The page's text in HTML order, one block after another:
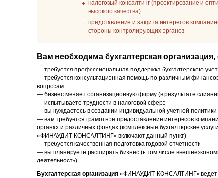
налоговый консалтинг (проектирование и
высокого качества)
представление и защита интересов
стороны контролирующих органов
Вам необходима бухгалтерская организация,
— требуется профессиональная поддержка бухгалтерского
— требуется консультационная помощь по различным
вопросам
— бизнес меняет организационную форму (в результате
— испытываете трудности в налоговой сфере
— вы нуждаетесь в создании индивидуальной учетной политики
— вам требуется грамотное предоставление интересов
органах и различных фондах (комплексные бухгалтерские услуги
«ФИНАУДИТ-КОНСАЛТИНГ» включают данный пункт)
— требуется качественная подготовка годовой отчетности
— вы планируете расширять бизнес (в том числе
деятельность)
Бухгалтерская организация «ФИНАУДИТ-КОНСАЛТИНГ» ведет